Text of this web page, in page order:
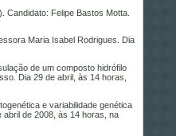
Candidato: Felipe Bastos Motta.
Maria Isabel Rodrigues. Dia
de um composto hidrófilo
Dia 29 de abril, às 14 horas,
e variabilidade genética
abril de 2008, às 14 horas, na